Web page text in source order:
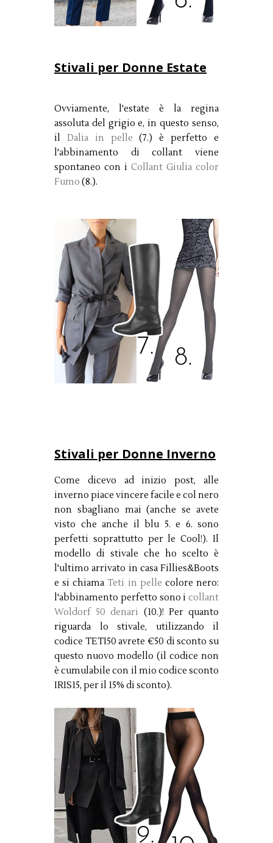
Stivali per Donne Estate
Ovviamente, l'estate è la regina
assoluta del grigio e, in questo senso,
il Dalia in pelle (7.) è perfetto e
l'abbinamento di collant viene
spontaneo con i Collant Giulia color
Fumo (8.).
Stivali per Donne Inverno
Come dicevo ad inizio post, alle
inverno piace vincere facile e col nero
non sbagliano mai (anche se avete
visto che anche il blu 5. e 6. sono
perfetti soprattutto per le Cool!). Il
modello di stivale che ho scelto è
l'ultimo arrivato in casa Fillies&Boots
e si chiamaTeti in pelle colore nero:
l'abbinamento perfetto sono i collant
Woldorf 50 denari (10.)! Per quanto
riguarda lo stivale, utilizzando il
codice TETI50 avrete €50 di sconto su
questo nuovo modello (il codice non
è cumulabile con il mio codice sconto
IRIS15, per il 15% di sconto).